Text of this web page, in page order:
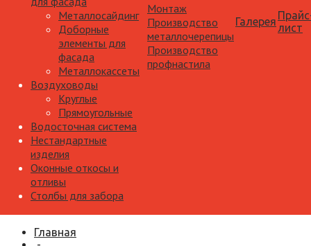
Металлосайдинг
Доборные
элементы для
фасада
Металлокассеты
Воздуховоды
Круглые
Прямоугольные
Водосточная система
Нестандартные
изделия
Оконные откосы и
отливы
Столбы для забора
Монтаж
Производство
металлочерепицы
Производство
профнастила
Галерея лист
Главная